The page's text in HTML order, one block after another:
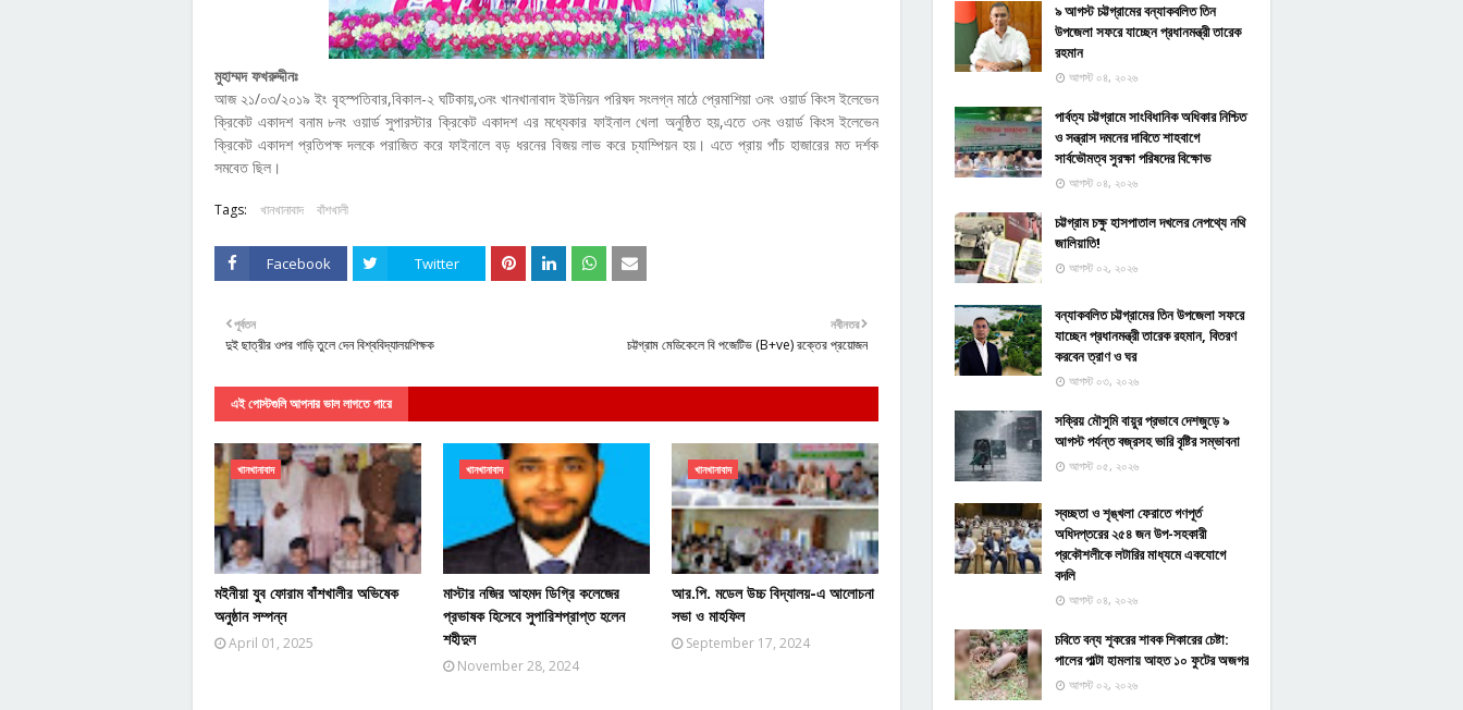
মুহাম্মদ ফখরুদ্দীনঃ
আজ ২১/০৩/২০১৯ ইং বৃহস্পতিবার,বিকাল-২ ঘটিকায়,৩নং খানখানাবাদ ইউনিয়ন পরিষদ সংলগ্ন মাঠে প্রেমাশিয়া ৩নং ওয়ার্ড কিংস ইলেভেন
ক্রিকেট একাদশ বনাম ৮নং ওয়ার্ড সুপারস্টার ক্রিকেট একাদশ এর মধ্যেকার ফাইনাল খেলা অনুষ্ঠিত হয়,এতে ৩নং ওয়ার্ড কিংস ইলেভেন
ক্রিকেট একাদশ প্রতিপক্ষ দলকে পরাজিত করে ফাইনালে বড় ধরনের বিজয় লাভ করে চ্যাম্পিয়ন হয়। এতে প্রায় পাঁচ হাজারের মত দর্শক
সমবেত ছিল।
Tags: খানখানাবাদ বাঁশখালী
Facebook Twitter
নবীনতর
চট্টগ্রাম মেডিকেলে বি পজেটিভ (B+ve) রক্তের প্রয়োজন
পূর্বতন
দুই ছাত্রীর ওপর গাড়ি তুলে দেন বিশ্ববিদ্যালয়শিক্ষক
এই পোস্টগুলি আপনার ভাল লাগতে পারে
খানখানাবাদ
মইনীয়া যুব ফোরাম বাঁশখালীর অভিষেক
অনুষ্ঠান সম্পন্ন
April 01, 2025
খানখানাবাদ
মাস্টার নজির আহমদ ডিগ্রি কলেজের
প্রভাষক হিসেবে সুপারিশপ্রাপ্ত হলেন
শহীদুল
November 28, 2024
খানখানাবাদ
আর.পি. মডেল উচ্চ বিদ্যালয়-এ আলোচনা
সভা ও মাহফিল
September 17, 2024
৯ আগস্ট চট্টগ্রামের বন্যাকবলিত তিন
উপজেলা সফরে যাচ্ছেন প্রধানমন্ত্রী তারেক
রহমান
আগস্ট ০৪, ২০২৬
পার্বত্য চট্টগ্রামে সাংবিধানিক অধিকার নিশ্চিত
ও সন্ত্রাস দমনের দাবিতে শাহবাগে
সার্বভৌমত্ব সুরক্ষা পরিষদের বিক্ষোভ
আগস্ট ০৪, ২০২৬
চট্টগ্রাম চক্ষু হাসপাতাল দখলের নেপথ্যে নথি
জালিয়াতি!
আগস্ট ০২, ২০২৬
বন্যাকবলিত চট্টগ্রামের তিন উপজেলা সফরে
যাচ্ছেন প্রধানমন্ত্রী তারেক রহমান, বিতরণ
করবেন ত্রাণ ও ঘর
আগস্ট ০৩, ২০২৬
সক্রিয় মৌসুমি বায়ুর প্রভাবে দেশজুড়ে ৯
আগস্ট পর্যন্ত বজ্রসহ ভারি বৃষ্টির সম্ভাবনা
আগস্ট ০৫, ২০২৬
স্বচ্ছতা ও শৃঙ্খলা ফেরাতে গণপূর্ত
অধিদপ্তরের ২৫৪ জন উপ-সহকারী
প্রকৌশলীকে লটারির মাধ্যমে একযোগে
বদলি
আগস্ট ০৪, ২০২৬
চবিতে বন্য শূকরের শাবক শিকারের চেষ্টা:
পালের পাল্টা হামলায় আহত ১০ ফুটের অজগর
আগস্ট ০২, ২০২৬